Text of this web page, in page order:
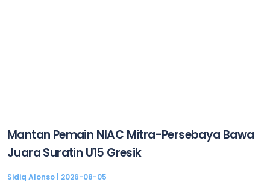
Mantan Pemain NIAC Mitra-Persebaya Bawa
Juara Suratin U15 Gresik
Sidiq Alonso 2026-08-05